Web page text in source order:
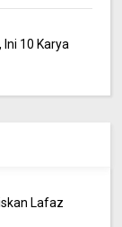
Ini 10 Karya
Lafaz